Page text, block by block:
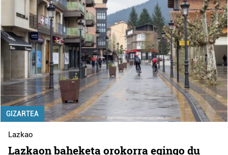
GIZARTEA
Lazkao
Lazkaon baheketa orokorra egingo du